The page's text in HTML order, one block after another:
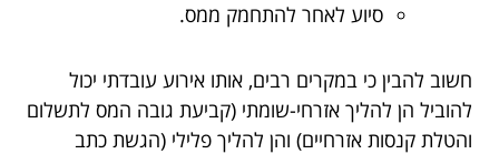
סיוע לאחר להתחמק ממס.
חשוב להבין כי במקרים רבים, אותו אירוע עובדתי יכול
להוביל הן להליך אזרחי-שומתי (קביעת גובה המס לתשלום
והטלת קנסות אזרחיים) והן להליך פלילי (הגשת כתב